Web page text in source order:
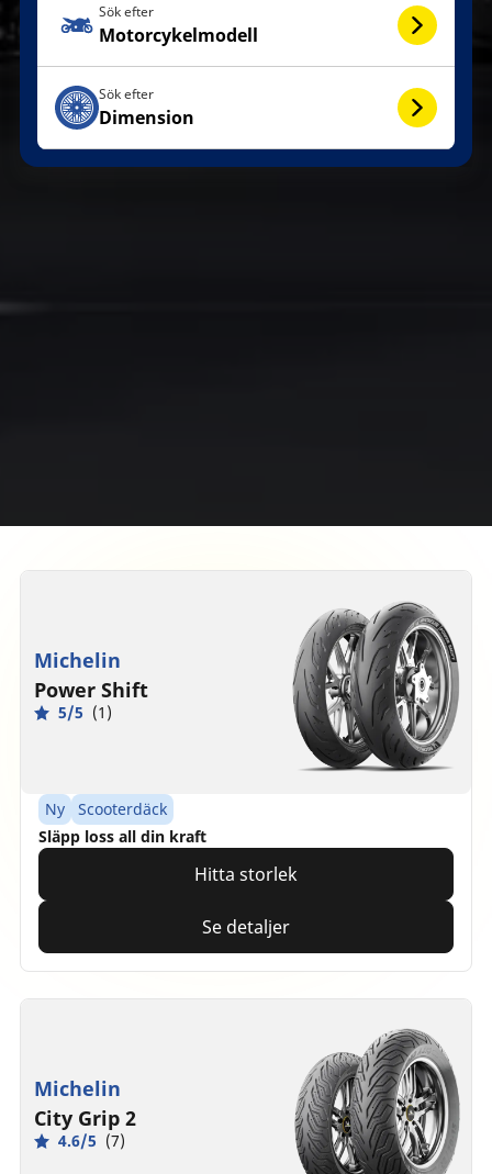
Sök efter
Motorcykelmodell
Sök efter
Dimension
Michelin
Power Shift
5/5 (1)
Ny
Scooterdäck
Släpp loss all din kraft
Hitta storlek
Se detaljer
Michelin
City Grip 2
4.6/5 (7)